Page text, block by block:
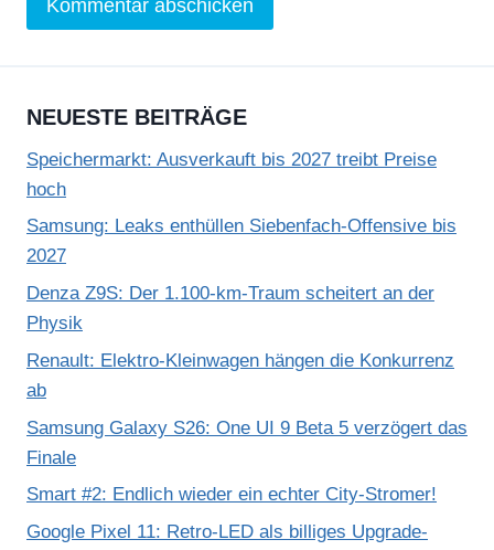
NEUESTE BEITRÄGE
Speichermarkt: Ausverkauft bis 2027 treibt Preise
hoch
Samsung: Leaks enthüllen Siebenfach-Offensive bis
2027
Denza Z9S: Der 1.100-km-Traum scheitert an der
Physik
Renault: Elektro-Kleinwagen hängen die Konkurrenz
ab
Samsung Galaxy S26: One UI 9 Beta 5 verzögert das
Finale
Smart #2: Endlich wieder ein echter City-Stromer!
Google Pixel 11: Retro-LED als billiges Upgrade-